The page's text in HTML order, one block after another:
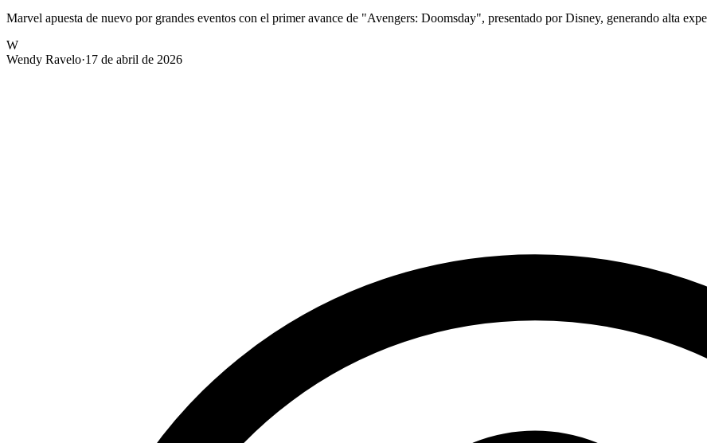
Marvel apuesta de nuevo por grandes eventos con el primer avance de "Avengers: Doomsday", presentado por Disney, generando alta
W
Wendy Ravelo·17 de abril de 2026